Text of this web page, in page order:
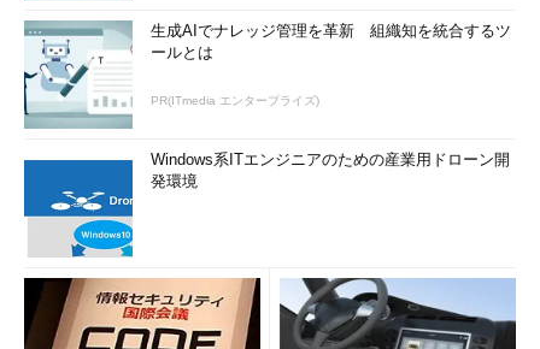
生成AIでナレッジ管理を革新 組織知を統合するツ
ールとは
PR(ITmedia エンタープライズ)
Windows系ITエンジニアのための産業用ドローン開
発環境